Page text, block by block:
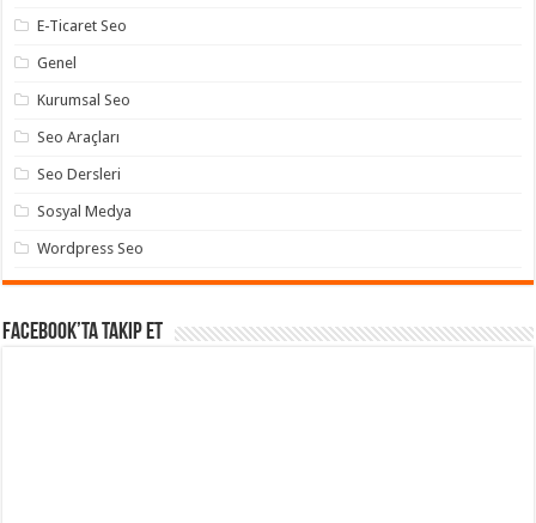
E-Ticaret Seo
Genel
Kurumsal Seo
Seo Araçları
Seo Dersleri
Sosyal Medya
Wordpress Seo
Facebook’ta takip et